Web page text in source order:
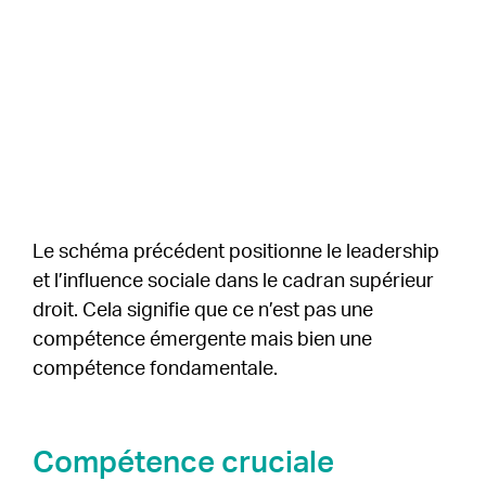
Le schéma précédent positionne le leadership
et l’influence sociale dans le cadran supérieur
droit. Cela signifie que ce n’est pas une
compétence émergente mais bien une
compétence fondamentale.
Compétence cruciale